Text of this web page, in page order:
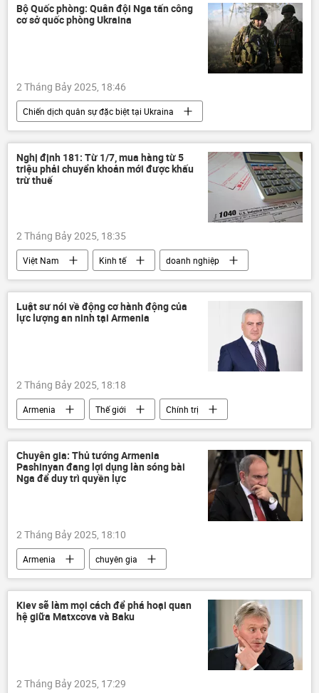
Donald Trump
Nhật Bản
quân đội
Bộ binh
Thế giới
Bộ Quốc phòng: Quân đội Nga tấn công
cơ sở quốc phòng Ukraina
2 Tháng Bảy 2025, 18:46
Chiến dịch quân sự đặc biệt tại Ukraina
báo cáo
Ukraina
Cuộc khủng hoảng ở Ukraina
Bộ Quốc phòng Nga
DNR
Nghị định 181: Từ 1/7, mua hàng từ 5
triệu phải chuyển khoản mới được khấu
trừ thuế
2 Tháng Bảy 2025, 18:35
Việt Nam Kinh tế
doanh nghiệp
thuế
Ngân hàng Nhà nước
ngân hàng
Ngân hàng Nhà nước VN
tài chính
Kinh doanh
Luật sư nói về động cơ hành động của
lực lượng an ninh tại Armenia
2 Tháng Bảy 2025, 18:18
Armenia Thế giới
Chính trị
luật sư
luật hình sự doanh nghiệp
Chuyên gia: Thủ tướng Armenia
Pashinyan đang lợi dụng làn sóng bài
Nga để duy trì quyền lực
2 Tháng Bảy 2025, 18:10
Armenia
chuyên gia
Quan điểm-Ý kiến
Thế giới
Chính trị
Pháp
Emmanuel Macron
Kiev sẽ làm mọi cách để phá hoại quan
hệ giữa Matxcơva và Baku
2 Tháng Bảy 2025, 17:29